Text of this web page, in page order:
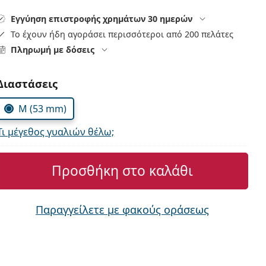
Εγγύηση επιστροφής χρημάτων 30 ημερών
Το έχουν ήδη αγοράσει περισσότεροι από 200 πελάτες
Πληρωμή με δόσεις
τις παράμετρους
M (53 mm)
μέγεθος γυαλιών θέλω;
Προσθήκη στο καλάθι
Παραγγείλετε με φακούς οράσεως